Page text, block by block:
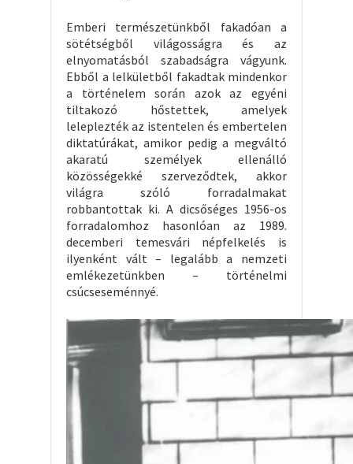
Emberi természetünkből fakadóan a
sötétségből világosságra és az
elnyomatásból szabadságra vágyunk.
Ebből a lelkületből fakadtak mindenkor
a történelem során azok az egyéni
tiltakozó hőstettek, amelyek
leleplezték az istentelen és embertelen
diktatúrákat, amikor pedig a megváltó
akaratú személyek ellenálló
közösségekké szerveződtek, akkor
világra szóló forradalmakat
robbantottak ki. A dicsőséges 1956-os
forradalomhoz hasonlóan az 1989.
decemberi temesvári népfelkelés is
ilyenként vált – legalább a nemzeti
emlékezetünkben – történelmi
csúcseseménnyé.